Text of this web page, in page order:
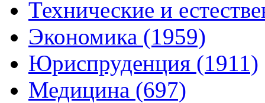
Технические и
Экономика (1959)
Юриспруденция (1911)
Медицина (697)